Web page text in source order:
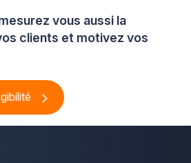
vous aussi la
clients et motivez vos